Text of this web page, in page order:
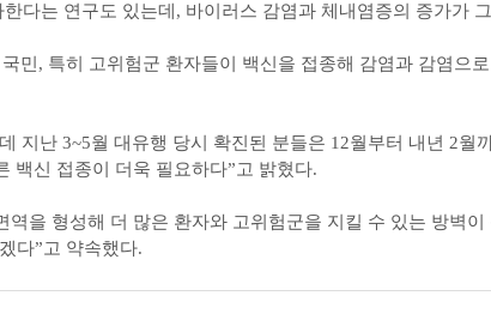
다는 연구도 있는데, 바이러스 감염과 체내염증의 증가가
민, 특히 고위험군 환자들이 백신을 접종해 감염과 감염으
지난 3~5월 대유행 당시 확진된 분들은 12월부터 내년 2월
백신 접종이 더욱 필요하다”고 밝혔다.
을 형성해 더 많은 환자와 고위험군을 지킬 수 있는 방벽
다”고 약속했다.